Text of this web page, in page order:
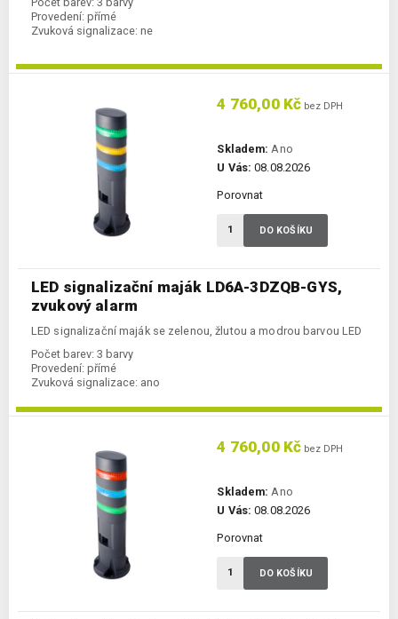
Provedení: přímé
Zvuková signalizace: ne
LED signalizační maják LD6A-3DZQB-GYS,
zvukový alarm
LED signalizační maják se zelenou, žlutou a modrou barvou LED
Počet barev: 3 barvy
Provedení: přímé
Zvuková signalizace: ano
4 760,00 Kč bez DPH
Skladem: Ano
U Vás: 08.08.2026
Porovnat
DO KOŠÍKU
4 760,00 Kč bez DPH
Skladem: Ano
U Vás: 08.08.2026
Porovnat
DO KOŠÍKU